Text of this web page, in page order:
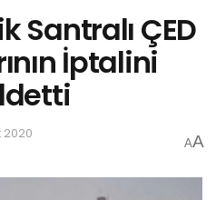
Santralı ÇED
İptalini
2020
AA